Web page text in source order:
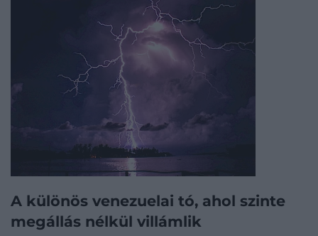
A különös venezuelai tó, ahol szinte
megállás nélkül villámlik